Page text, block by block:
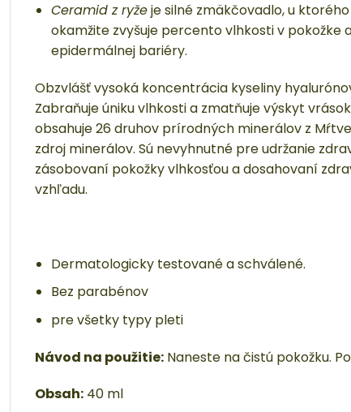
Ceramid z ryžeje silné zmäkčovadlo, u
okamžite zvyšuje percento vlhkosti v pokožke
epidermálnej bariéry.
Obzvlášť vysoká koncentrácia kyseliny
Zabraňuje úniku vlhkosti a zmatňuje výskyt
obsahuje 26 druhov prírodných minerálov z
zdroj minerálov. Sú nevyhnutné pre udržanie
zásobovaní pokožky vlhkosťou a dosahovaní
vzhľadu.
Dermatologicky testované a schválené.
Bez parabénov
pre všetky typy pleti
Návod na použitie: Naneste na čistú pokožku.
Obsah:40 ml